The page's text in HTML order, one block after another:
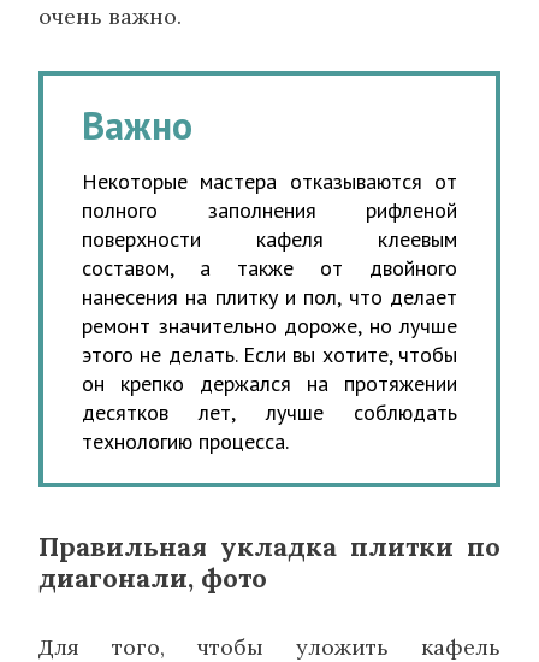
очень важно.
Важно
Некоторые мастера отказываются от
полного заполнения рифленой
поверхности кафеля клеевым
составом, а также от двойного
нанесения на плитку и пол, что делает
ремонт значительно дороже, но лучше
этого не делать. Если вы хотите, чтобы
он крепко держался на протяжении
десятков лет, лучше соблюдать
технологию процесса.
Правильная укладка плитки по
диагонали, фото
Для того, чтобы уложить кафель